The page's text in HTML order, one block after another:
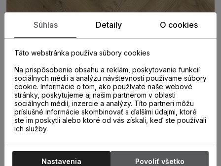
Súhlas Detaily O cookies
Táto webstránka používa súbory cookies
Na prispôsobenie obsahu a reklám, poskytovanie funkcií
sociálnych médií a analýzu návštevnosti používame súbory
cookie. Informácie o tom, ako používate naše webové
stránky, poskytujeme aj našim partnerom v oblasti
sociálnych médií, inzercie a analýzy. Títo partneri môžu
príslušné informácie skombinovať s ďalšími údajmi, ktoré
ste im poskytli alebo ktoré od vás získali, keď ste používali
ich služby.
Nastavenia Povoliť všetko